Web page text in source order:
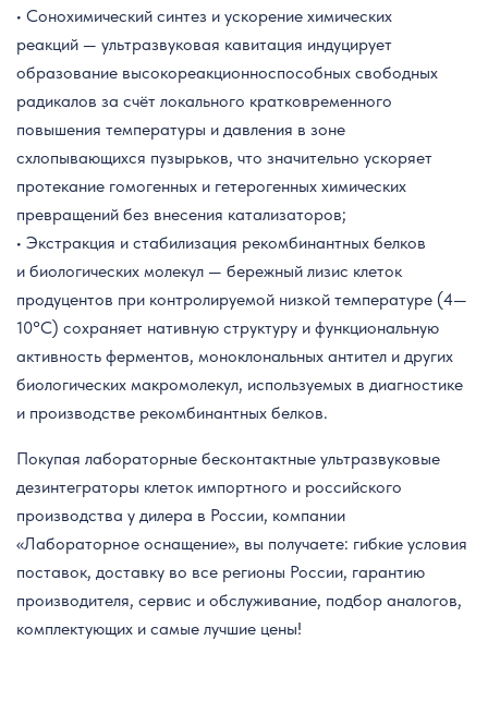
• Сонохимический синтез и ускорение химических
реакций — ультразвуковая кавитация индуцирует
образование высокореакционноспособных свободных
радикалов за счёт локального кратковременного
повышения температуры и давления в зоне
схлопывающихся пузырьков, что значительно ускоряет
протекание гомогенных и гетерогенных химических
превращений без внесения катализаторов;
• Экстракция и стабилизация рекомбинантных белков
и биологических молекул — бережный лизис клеток
продуцентов при контролируемой низкой температуре (4—
10°C) сохраняет нативную структуру и функциональную
активность ферментов, моноклональных антител и других
биологических макромолекул, используемых в диагностике
и производстве рекомбинантных белков.
Покупая лабораторные бесконтактные ультразвуковые
дезинтеграторы клеток импортного и российского
производства у дилера в России, компании
«Лабораторное оснащение», вы получаете: гибкие условия
поставок, доставку во все регионы России, гарантию
производителя, сервис и обслуживание, подбор аналогов,
комплектующих и самые лучшие цены!